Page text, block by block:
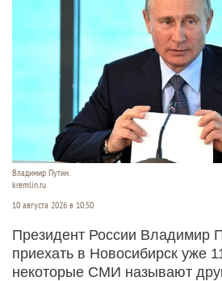
Владимир Путин.
kremlin.ru
10 августа 2026 в 10:50
Президент России Владимир
приехать в Новосибирск уже
некоторые СМИ называют